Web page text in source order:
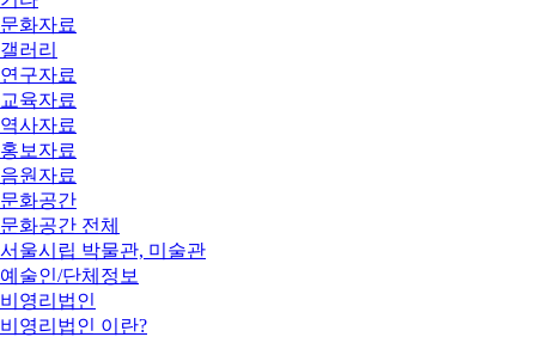
문화자료
갤러리
연구자료
교육자료
역사자료
홍보자료
음원자료
문화공간
문화공간 전체
서울시립 박물관, 미술관
예술인/단체정보
비영리법인
비영리법인 이란?